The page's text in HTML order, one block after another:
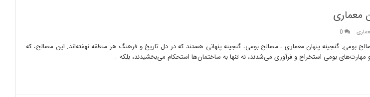
معماری
0
بومی: گنجینه پنهان معماری ، مصالح بومی، گنجینه پنهانی هستند که در دل تاریخ و فرهنگ هر منطقه نهفته‌اند. این مصالح، که
مهارت‌های بومی استخراج و فرآوری می‌شدند، نه تنها به ساختمان‌ها استحکام می‌بخشیدند، بلکه …